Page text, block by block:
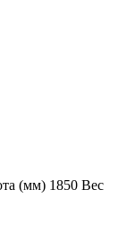
(мм) 1850 Вес